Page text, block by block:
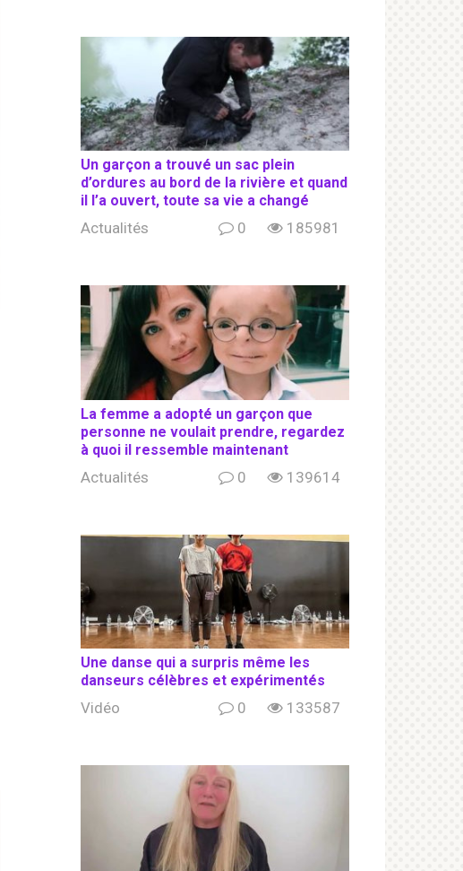
Un garçon a trouvé un sac plein
d’ordures au bord de la rivière et quand
il l’a ouvert, toute sa vie a changé
Actualités 0 185981
La femme a adopté un garçon que
personne ne voulait prendre, regardez
à quoi il ressemble maintenant
Actualités 0 139614
Une danse qui a surpris même les
danseurs célèbres et expérimentés
Vidéo 0 133587